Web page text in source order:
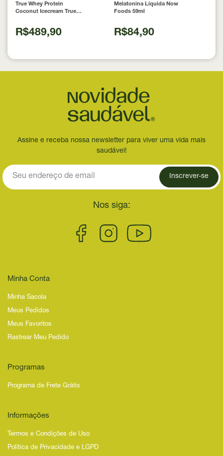
True Whey Protein
Coconut Icecream True
R$489,90
Melatonina Líquida Now
Foods 59ml
R$84,90
Assine e receba nossa newsletter para viver uma vida mais
saudável!
Inscrever-se
Nos siga:
Minha Conta
Minha Sacola
Meus Pedidos
Meus Favoritos
Rastrear Meu Pedido
Programas
Programa de Frete Grátis
Informações
Termos e Condições de Uso
Política de Privacidade e LGPD